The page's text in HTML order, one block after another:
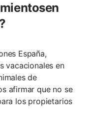
España,
vacacionales en
de
afirmar que no se
los propietarios